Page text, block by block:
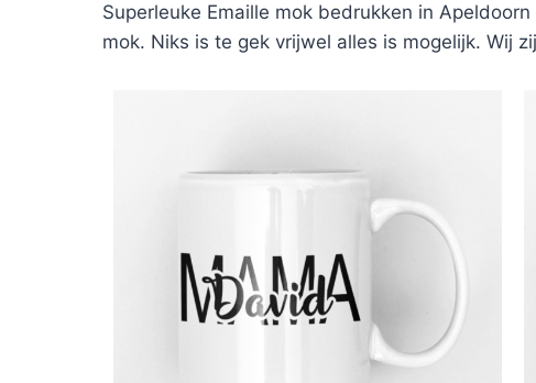
Superleuke Emaille mok bedrukken in
mok. Niks is te gek vrijwel alles is mogelijk. Wij